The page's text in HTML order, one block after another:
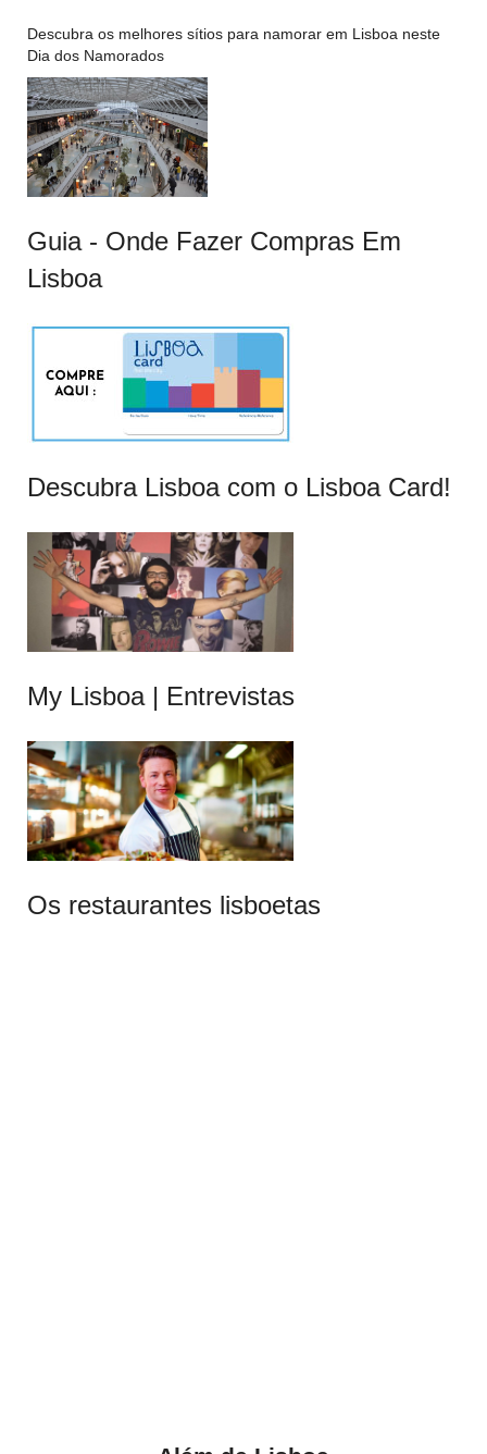
Descubra os melhores sítios para namorar em Lisboa neste
Dia dos Namorados
Guia - Onde Fazer Compras Em
Lisboa
Descubra Lisboa com o Lisboa Card!
My Lisboa | Entrevistas
Os restaurantes lisboetas